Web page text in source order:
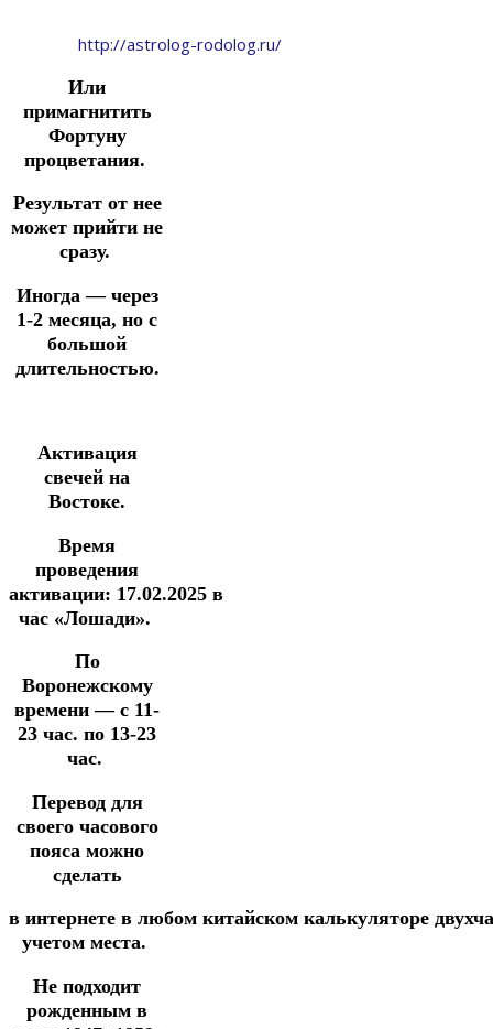
http://astrolog-rodolog.ru/
Или
примагнитить
Фортуну
процветания.
Результат от нее
может прийти не
сразу.
Иногда — через
1-2 месяца, но с
большой
длительностью.
Активация
свечей на
Востоке.
Время
проведения
активации: 17.02.2025 в
час «Лошади».
По
Воронежскому
времени — с 11-
23 час. по 13-23
час.
Перевод для
своего часового
пояса можно
сделать
в интернете в любом китайском калькуляторе
учетом места.
Не подходит
рожденным в